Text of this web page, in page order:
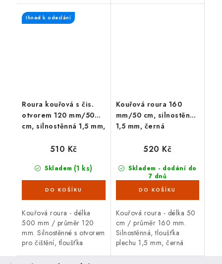
tahu, tloušťka plechu 1,5
mm, černá barva. Kouřová
Roura kouřová s čis.
otvorem 120 mm/50
cm, silnostěnná 1,5 mm,
Ihned k odeslání
Skladem (1 ks)
510 Kč
Kouřová roura - délka
500 mm / průměr 120
mm. Silnostěnné s otvorem
pro čištění, tloušťka
Kouřová roura 160
mm/50 cm, silnostěnná
1,5 mm, černá
Skladem - dodání do
7 dnů
520 Kč
Kouřová roura - délka 50
cm / průměr 160 mm.
Silnostěnná, tloušťka
plechu 1,5 mm, černá